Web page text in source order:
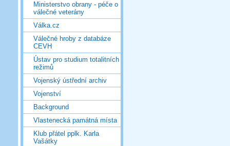
Ministerstvo obrany - péče o
válečné veterány
Válka.cz
Válečné hroby z databáze
CEVH
Ústav pro studium totalitních
režimů
Vojenský ústřední archiv
Vojenství
Background
Vlastenecká památná místa
Klub přátel pplk. Karla
Vašátky